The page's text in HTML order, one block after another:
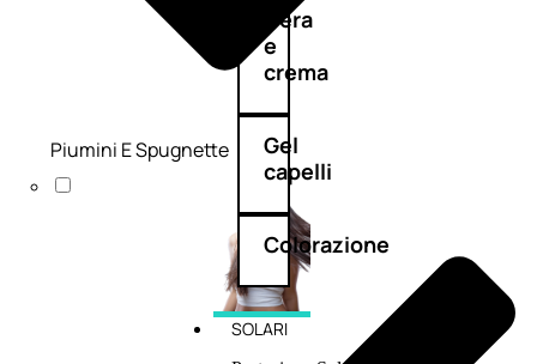
Cera
e
crema
Gel
capelli
Colorazione
SOLARI
Piumini E Spugnette